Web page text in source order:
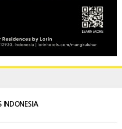
INDONESIA